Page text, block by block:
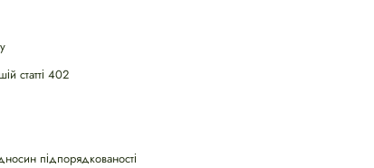
статті 402
підпорядкованості